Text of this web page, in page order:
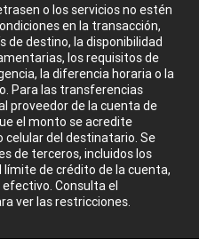
o los servicios no estén
en la transacción,
de destino, la disponibilidad
los requisitos de
la diferencia horaria o la
Para las transferencias
proveedor de la cuenta de
el monto se acredite
del destinatario. Se
de terceros, incluidos los
límite de crédito de la cuenta,
Consulta el
ver las restricciones.